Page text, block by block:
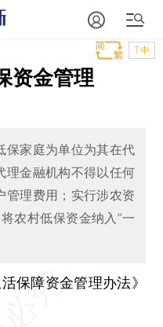
T中
资金管理
保家庭为单位为其在代
理金融机构不得以任何
管理费用；实行涉农资
农村低保资金纳入“一
障资金管理办法》